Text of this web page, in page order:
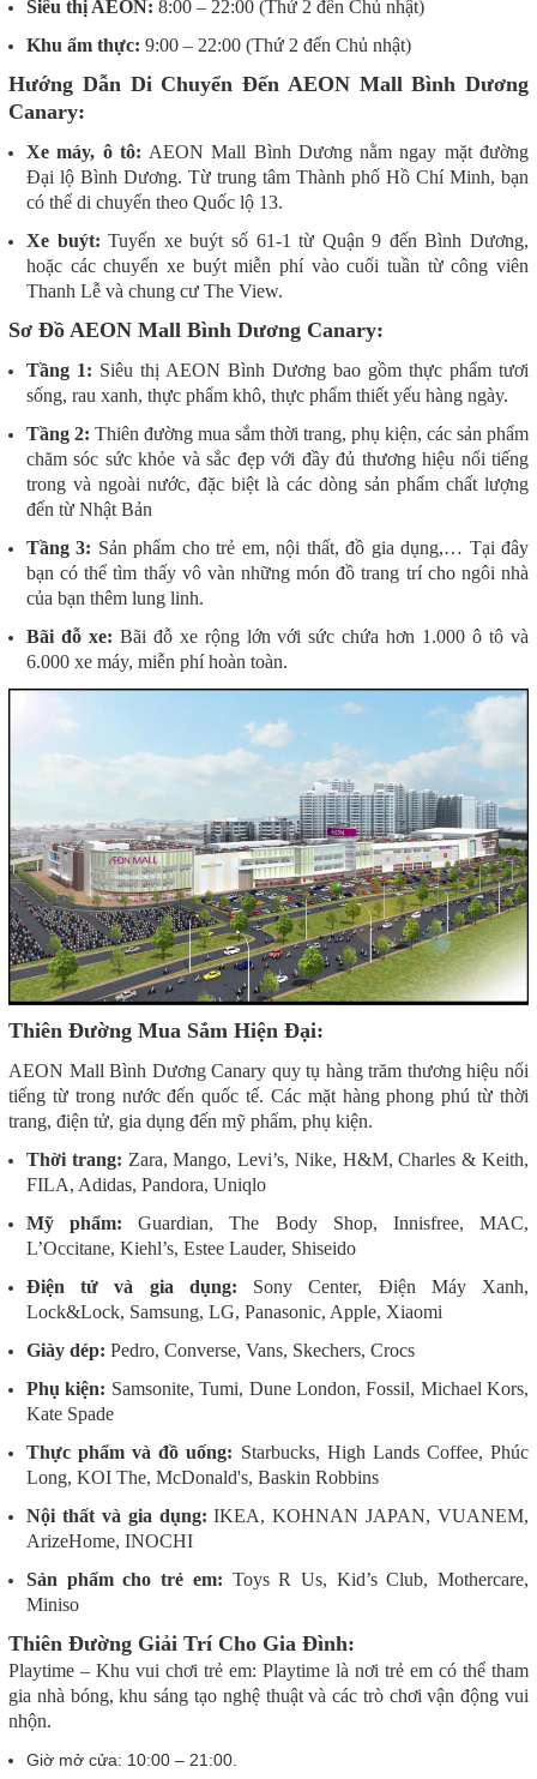
Siêu thị AEON: 8:00 – 22:00 (Thứ 2 đến Chủ nhật)
Khu ẩm thực: 9:00 – 22:00 (Thứ 2 đến Chủ nhật)
Hướng Dẫn Di Chuyển Đến AEON Mall Bình Dương
Canary:
Xe máy, ô tô: AEON Mall Bình Dương nằm ngay mặt đường
Đại lộ Bình Dương. Từ trung tâm Thành phố Hồ Chí Minh, bạn
có thể di chuyển theo Quốc lộ 13.
Xe buýt:Tuyến xe buýt số 61-1 từ Quận 9 đến Bình Dương,
hoặc các chuyến xe buýt miễn phí vào cuối tuần từ công viên
Thanh Lễ và chung cư The View.
Sơ Đồ AEON Mall Bình Dương Canary:
Tầng 1: Siêu thị AEON Bình Dương bao gồm thực phẩm tươi
sống, rau xanh, thực phẩm khô, thực phẩm thiết yếu hàng ngày.
Tầng 2: Thiên đường mua sắm thời trang, phụ kiện, các sản phẩm
chăm sóc sức khỏe và sắc đẹp với đầy đủ thương hiệu nổi tiếng
trong và ngoài nước, đặc biệt là các dòng sản phẩm chất lượng
đến từ Nhật Bản
Tầng 3: Sản phẩm cho trẻ em, nội thất, đồ gia dụng,… Tại đây
bạn có thể tìm thấy vô vàn những món đồ trang trí cho ngôi nhà
của bạn thêm lung linh.
Bãi đỗ xe: Bãi đỗ xe rộng lớn với sức chứa hơn 1.000 ô tô và
6.000 xe máy, miễn phí hoàn toàn.
Thiên Đường Mua Sắm Hiện Đại:
AEON Mall Bình Dương Canary quy tụ hàng trăm thương hiệu nổi
tiếng từ trong nước đến quốc tế. Các mặt hàng phong phú từ thời
trang, điện tử, gia dụng đến mỹ phẩm, phụ kiện.
Thời trang: Zara, Mango, Levi’s, Nike, H&M, Charles & Keith,
FILA, Adidas, Pandora, Uniqlo
Mỹ phẩm:Guardian, The Body Shop, Innisfree, MAC,
L’Occitane, Kiehl’s, Estee Lauder, Shiseido
Điện tử và gia dụng: Sony Center, Điện Máy Xanh,
Lock&Lock, Samsung, LG, Panasonic, Apple, Xiaomi
Giày dép: Pedro, Converse, Vans, Skechers, Crocs
Phụ kiện: Samsonite, Tumi, Dune London, Fossil, Michael Kors,
Kate Spade
Thực phẩm và đồ uống: Starbucks, High Lands Coffee, Phúc
Long, KOI The, McDonald's, Baskin Robbins
Nội thất và gia dụng:IKEA, KOHNAN JAPAN, VUANEM,
ArizeHome, INOCHI
Sản phẩm cho trẻ em: Toys R Us, Kid’s Club, Mothercare,
Miniso
Thiên Đường Giải Trí Cho Gia Đình:
Playtime – Khu vui chơi trẻ em: Playtime là nơi trẻ em có thể tham
gia nhà bóng, khu sáng tạo nghệ thuật và các trò chơi vận động vui
nhộn.
Giờ mở cửa: 10:00 – 21:00.